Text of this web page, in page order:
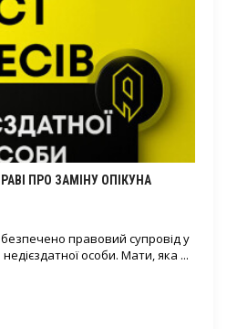
ПРО ЗАМІНУ ОПІКУНА
правовий супровід у
особи. Мати, яка ...